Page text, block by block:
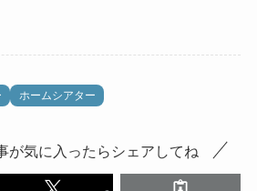
ホームシアター
が気に入ったらシェアしてね